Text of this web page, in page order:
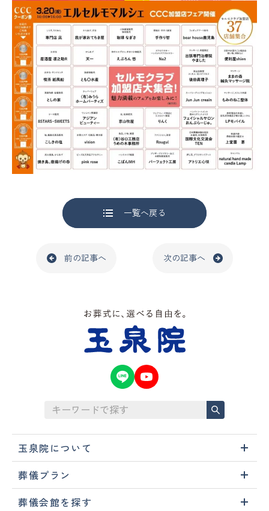
一覧へ戻る
前の記事へ 次の記事へ
玉泉院について
葬儀プラン
葬儀会館を探す